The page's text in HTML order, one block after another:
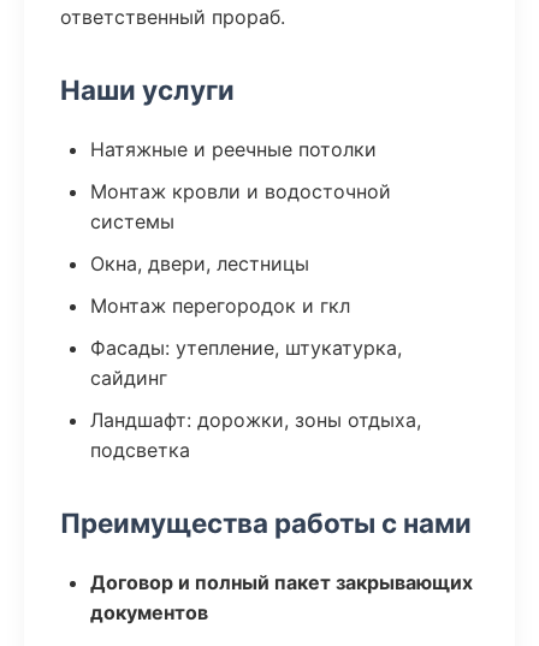
ответственный прораб.
Наши услуги
Натяжные и реечные потолки
Монтаж кровли и водосточной
системы
Окна, двери, лестницы
Монтаж перегородок и гкл
Фасады: утепление, штукатурка,
сайдинг
Ландшафт: дорожки, зоны отдыха,
подсветка
Преимущества работы с нами
Договор и полный пакет закрывающих
документов